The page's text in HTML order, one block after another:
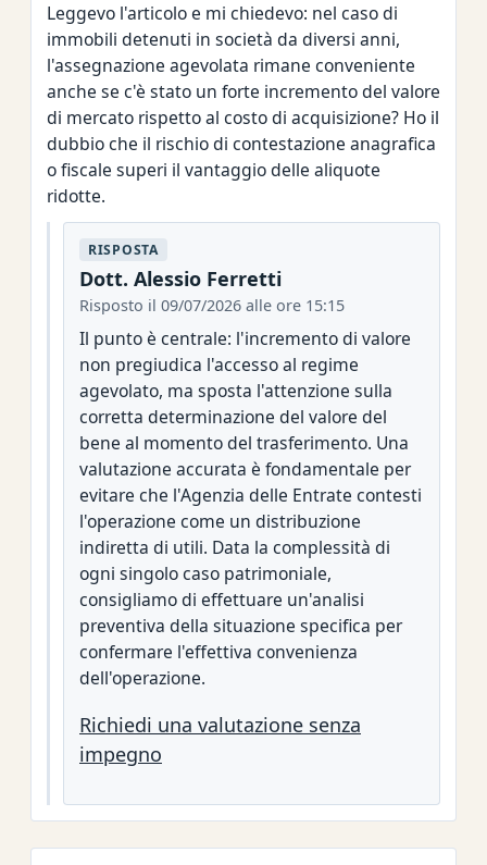
Leggevo l'articolo e mi chiedevo: nel caso di
immobili detenuti in società da diversi anni,
l'assegnazione agevolata rimane conveniente
anche se c'è stato un forte incremento del valore
di mercato rispetto al costo di acquisizione? Ho il
dubbio che il rischio di contestazione anagrafica
o fiscale superi il vantaggio delle aliquote
ridotte.
RISPOSTA
Dott. Alessio Ferretti
Risposto il 09/07/2026 alle ore 15:15
Il punto è centrale: l'incremento di valore
non pregiudica l'accesso al regime
agevolato, ma sposta l'attenzione sulla
corretta determinazione del valore del
bene al momento del trasferimento. Una
valutazione accurata è fondamentale per
evitare che l'Agenzia delle Entrate contesti
l'operazione come un distribuzione
indiretta di utili. Data la complessità di
ogni singolo caso patrimoniale,
consigliamo di effettuare un'analisi
preventiva della situazione specifica per
confermare l'effettiva convenienza
dell'operazione.
Richiedi una valutazione senza
impegno